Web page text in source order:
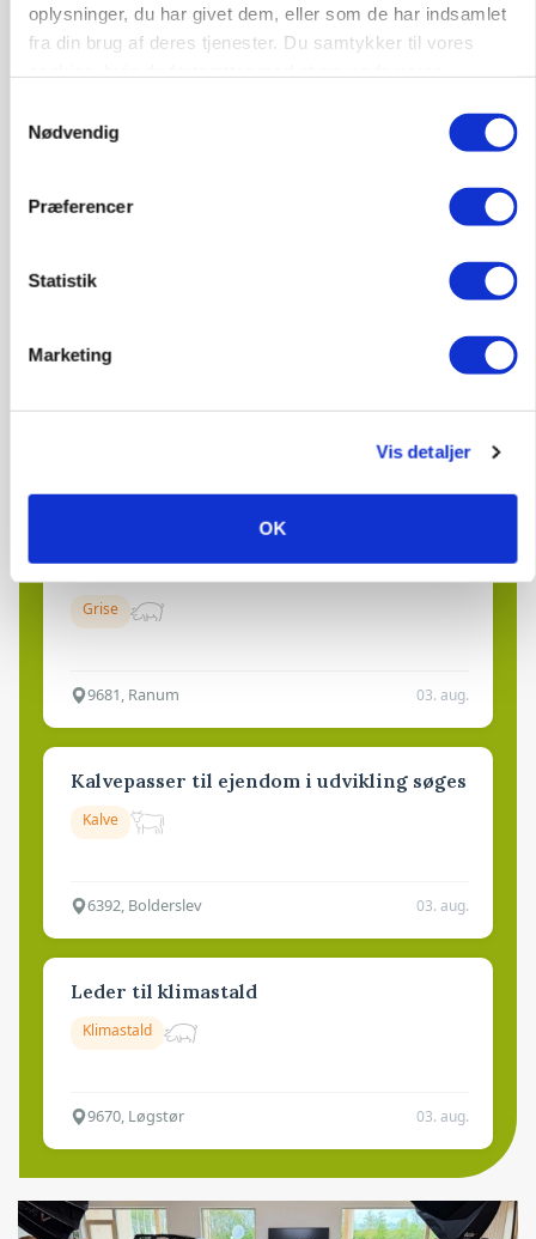
oplysninger, du har givet dem, eller som de har indsamlet
fra din brug af deres tjenester. Du samtykker til vores
Nødvendig
Præferencer
Statistik
Marketing
Vis detaljer
OK
Rørlægger / håndmand søges til
Anlæg
4690, Haslev 06. aug.
Lastbilchauffør søges til Henrik Haves
Medarbejdere til griseproduktion
Grise
9681, Ranum 03. aug.
Kalvepasser til ejendom i udvikling søges
Kalve
6392, Bolderslev 03. aug.
Leder til klimastald
Klimastald
9670, Løgstør 03. aug.